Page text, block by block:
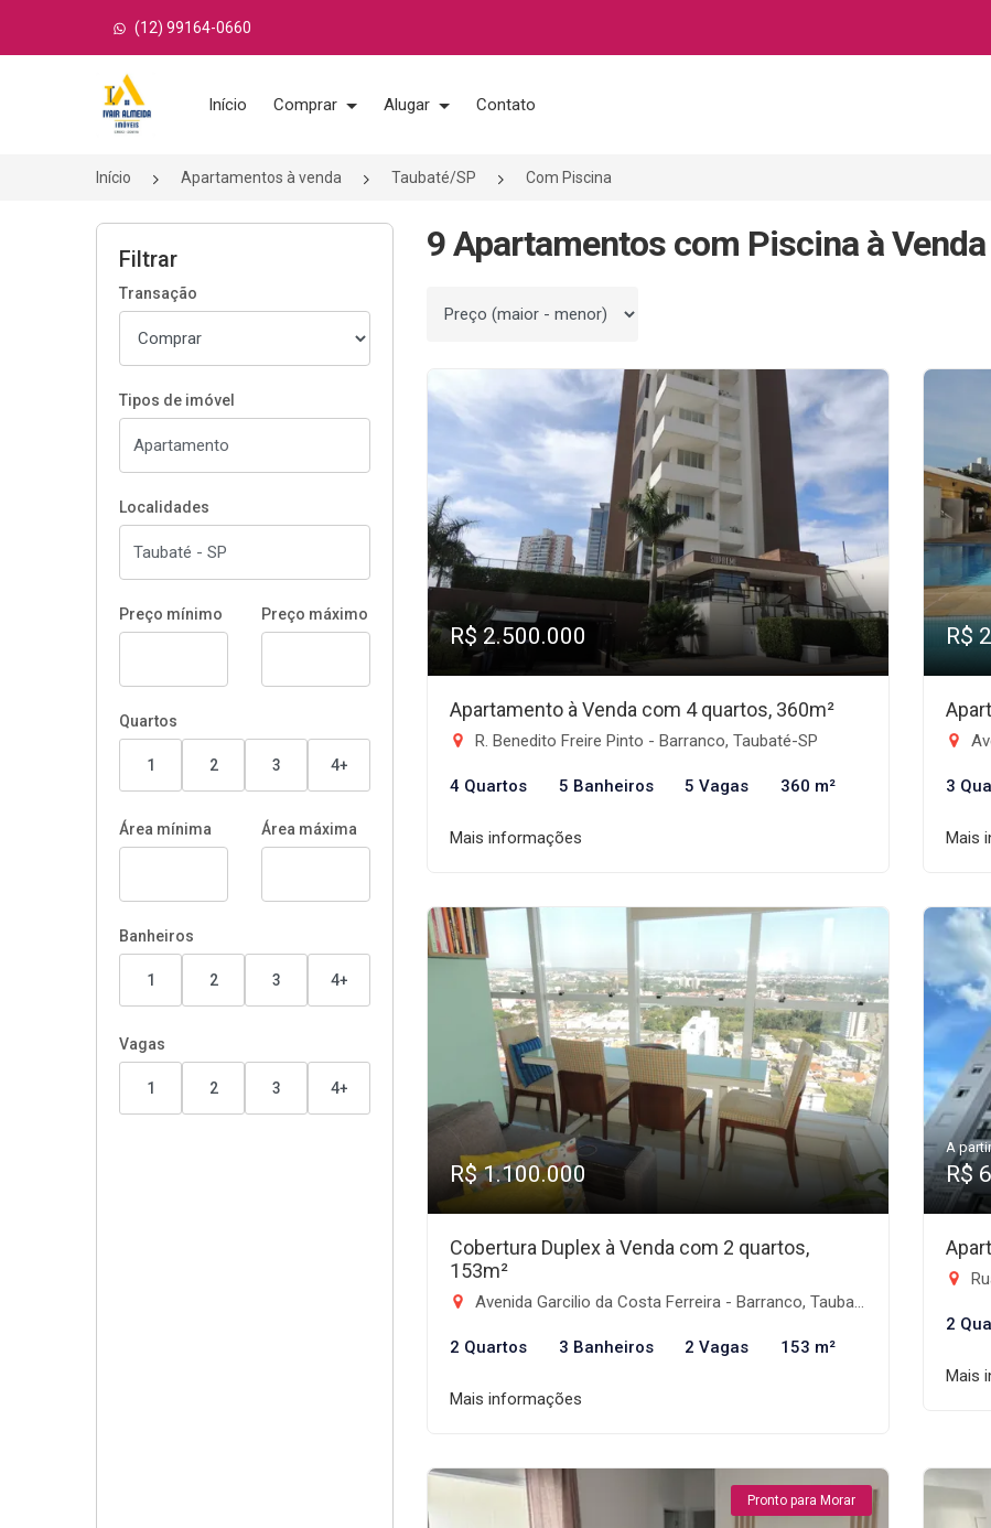
(12) 99164-0660
Página inicial
Início Comprar Alugar Contato
Início Apartamentos à venda Taubaté/SP Com Piscina
Filtrar
Transação
Tipos de imóvel
Localidades
Preço mínimo Preço máximo
Quartos
1 2 3 4+
Área mínima Área máxima
Banheiros
1 2 3 4+
Vagas
1 2 3 4+
9 Apartamentos com Piscina à
Ordenar por
R$ 2.500.000
Apartamento à Venda com 4 quartos, 360m²
R. Benedito Freire Pinto - Barranco, Taubaté-SP
4 Quartos 5 Banheiros 5 Vagas 360 m²
Mais informações
R$
3
Mais
R$ 1.100.000
Cobertura Duplex à Venda com 2 quartos,
153m²
Avenida Garcilio da Costa Ferreira - Barranco, Taubaté-SP
2 Quartos 3 Banheiros 2 Vagas 153 m²
Mais informações
A
R$
2
Mais
Pronto para Morar